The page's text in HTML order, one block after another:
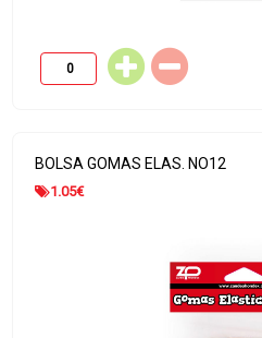
BOLSA GOMAS ELAS. NO12
1.05€